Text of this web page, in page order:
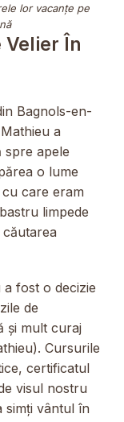
lor vacanțe pe
Velier În
Bagnols-en-
a
spre apele
o lume
care eram
limpede
fost o decizie
de
și mult curaj
Cursurile
certificatul
visul nostru
simți vântul în